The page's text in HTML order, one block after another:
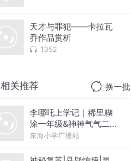
天才与罪犯——卡拉瓦
乔作品赏析
1352
相关推荐 换一批
李哪吒上学记｜稀里糊
涂一年级&神神气气二年
级
东海小学广播站